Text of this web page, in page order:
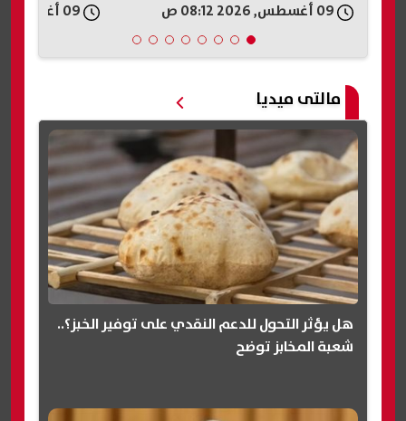
مالتى ميديا
هل يؤثر التحول للدعم النقدي على توفير الخبز؟..
شعبة المخابز توضح